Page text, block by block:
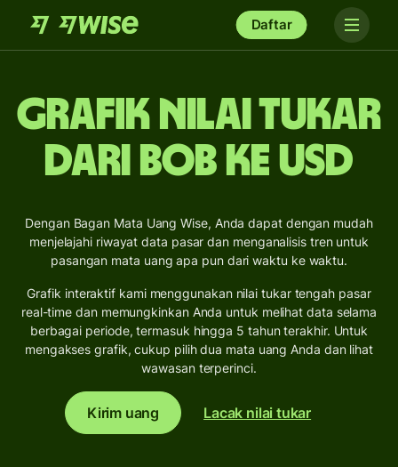
Daftar
Grafik Nilai Tukar
dari BOB ke USD
Dengan Bagan Mata Uang Wise, Anda dapat dengan mudah
menjelajahi riwayat data pasar dan menganalisis tren untuk
pasangan mata uang apa pun dari waktu ke waktu.
Grafik interaktif kami menggunakan nilai tukar tengah pasar
real-time dan memungkinkan Anda untuk melihat data selama
berbagai periode, termasuk hingga 5 tahun terakhir. Untuk
mengakses grafik, cukup pilih dua mata uang Anda dan lihat
wawasan terperinci.
Kirim uang Lacak nilai tukar